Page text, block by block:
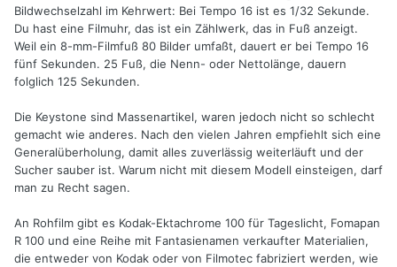
Bildwechselzahl im Kehrwert: Bei Tempo 16 ist es 1/32 Sekunde.
Du hast eine Filmuhr, das ist ein Zählwerk, das in Fuß anzeigt.
Weil ein 8-mm-Filmfuß 80 Bilder umfaßt, dauert er bei Tempo 16
fünf Sekunden. 25 Fuß, die Nenn- oder Nettolänge, dauern
folglich 125 Sekunden.
Die Keystone sind Massenartikel, waren jedoch nicht so schlecht
gemacht wie anderes. Nach den vielen Jahren empfiehlt sich eine
Generalüberholung, damit alles zuverlässig weiterläuft und der
Sucher sauber ist. Warum nicht mit diesem Modell einsteigen, darf
man zu Recht sagen.
An Rohfilm gibt es Kodak-Ektachrome 100 für Tageslicht, Fomapan
R 100 und eine Reihe mit Fantasienamen verkaufter Materialien,
die entweder von Kodak oder von Filmotec fabriziert werden, wie